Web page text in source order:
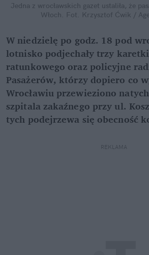
Jedna z wrocławskich gazet ustaliła, że
Włoch. Fot. Krzysztof Ćwik /
W niedzielę po godz. 18 pod
lotnisko podjechały trzy
ratunkowego oraz policyjne
Pasażerów, którzy dopiero co
Wrocławiu przewieziono
szpitala zakaźnego przy ul.
tych podejrzewa się obecność
REKLAMA